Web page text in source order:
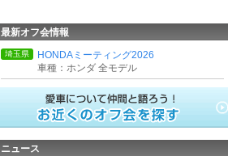
最新オフ会情報
埼玉県
HONDAミーティング2026
車種：ホンダ 全モデル
ニュース